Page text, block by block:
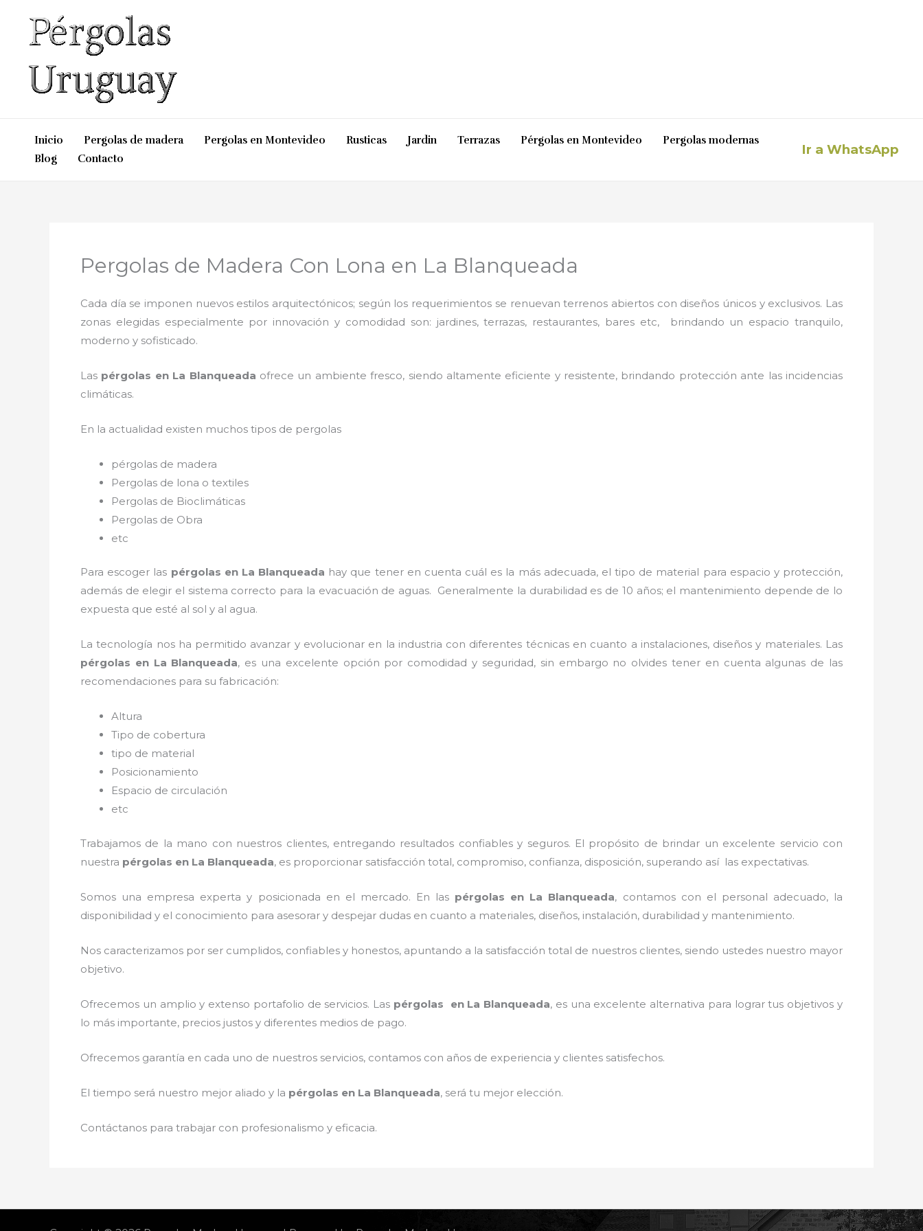
contenido
Inicio Pergolas de madera Pergolas en Montevideo Rusticas Jardin Terrazas Pérgolas en Montevideo
Pergolas modernas
Blog
Contacto
Ir a WhatsApp
Pergolas de Madera Con Lona en La Blanqueada
Cada día se imponen nuevos estilos arquitectónicos; según los requerimientos se renuevan terrenos abiertos con diseños únicos y exclusivos. Las
zonas elegidas especialmente por innovación y comodidad son: jardines, terrazas, restaurantes, bares etc, brindando un espacio tranquilo,
moderno y sofisticado.
Las pérgolas en La Blanqueada ofrece un ambiente fresco, siendo altamente eficiente y resistente, brindando protección ante las incidencias
climáticas.
En la actualidad existen muchos tipos de pergolas
pérgolas de madera
Pergolas de lona o textiles
Pergolas de Bioclimáticas
Pergolas de Obra
etc
Para escoger las pérgolas en La Blanqueada hay que tener en cuenta cuál es la más adecuada, el tipo de material para espacio y protección,
además de elegir el sistema correcto para la evacuación de aguas. Generalmente la durabilidad es de 10 años; el mantenimiento depende de lo
expuesta que esté al sol y al agua.
La tecnología nos ha permitido avanzar y evolucionar en la industria con diferentes técnicas en cuanto a instalaciones, diseños y materiales. Las
pérgolas en La Blanqueada, es una excelente opción por comodidad y seguridad, sin embargo no olvides tener en cuenta algunas de las
recomendaciones para su fabricación:
Altura
Tipo de cobertura
tipo de material
Posicionamiento
Espacio de circulación
etc
Trabajamos de la mano con nuestros clientes, entregando resultados confiables y seguros. El propósito de brindar un excelente servicio con
nuestra pérgolas en La Blanqueada, es proporcionar satisfacción total, compromiso, confianza, disposición, superando así las expectativas.
Somos una empresa experta y posicionada en el mercado. En las pérgolas en La Blanqueada, contamos con el personal adecuado, la
disponibilidad y el conocimiento para asesorar y despejar dudas en cuanto a materiales, diseños, instalación, durabilidad y mantenimiento.
Nos caracterizamos por ser cumplidos, confiables y honestos, apuntando a la satisfacción total de nuestros clientes, siendo ustedes nuestro mayor
objetivo.
Ofrecemos un amplio y extenso portafolio de servicios. Las pérgolas en La Blanqueada, es una excelente alternativa para lograr tus objetivos y
lo más importante, precios justos y diferentes medios de pago.
Ofrecemos garantía en cada uno de nuestros servicios, contamos con años de experiencia y clientes satisfechos.
El tiempo será nuestro mejor aliado y la pérgolas en La Blanqueada, será tu mejor elección.
Contáctanos para trabajar con profesionalismo y eficacia.